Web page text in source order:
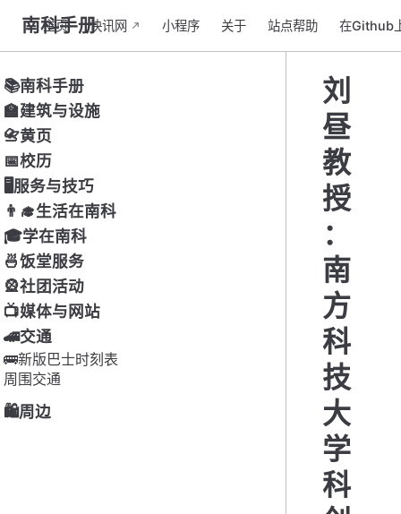
南科手册
主页 快讯网 小程序 关于 站点帮助 在Github
📚南科手册
🏫建筑与设施
📇黄页
📅校历
🖥服务与技巧
👨‍🎓生活在南科
🎓学在南科
🍜饭堂服务
🎡社团活动
📺媒体与网站
🚄交通
🚌新版巴士时刻表
周围交通
🛍周边
刘
昼
教
授
：
南
方
科
技
大
学
科